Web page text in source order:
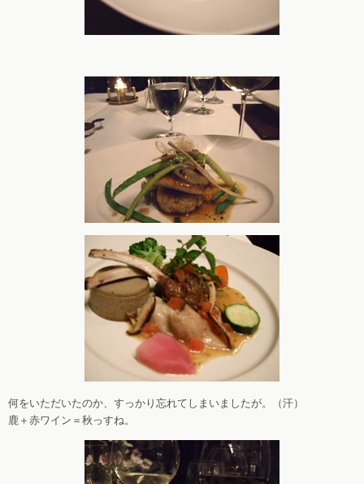
何をいただいたのか、すっかり忘れてしまいましたが。（汗）
鹿＋赤ワイン＝秋っすね。